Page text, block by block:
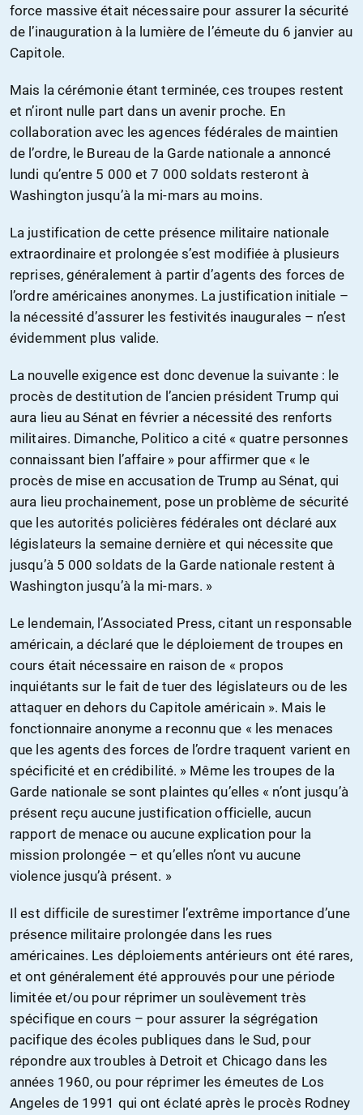
force massive était nécessaire pour assurer la sécurité
de l’inauguration à la lumière de l’émeute du 6 janvier au
Capitole.
Mais la cérémonie étant terminée, ces troupes restent
et n’iront nulle part dans un avenir proche. En
collaboration avec les agences fédérales de maintien
de l’ordre, le Bureau de la Garde nationale a annoncé
lundi qu’entre 5 000 et 7 000 soldats resteront à
Washington jusqu’à la mi-mars au moins.
La justification de cette présence militaire nationale
extraordinaire et prolongée s’est modifiée à plusieurs
reprises, généralement à partir d’agents des forces de
l’ordre américaines anonymes. La justification initiale –
la nécessité d’assurer les festivités inaugurales – n’est
évidemment plus valide.
La nouvelle exigence est donc devenue la suivante : le
procès de destitution de l’ancien président Trump qui
aura lieu au Sénat en février a nécessité des renforts
militaires. Dimanche, Politico a cité « quatre personnes
connaissant bien l’affaire » pour affirmer que « le
procès de mise en accusation de Trump au Sénat, qui
aura lieu prochainement, pose un problème de sécurité
que les autorités policières fédérales ont déclaré aux
législateurs la semaine dernière et qui nécessite que
jusqu’à 5 000 soldats de la Garde nationale restent à
Washington jusqu’à la mi-mars. »
Le lendemain, l’Associated Press, citant un responsable
américain, a déclaré que le déploiement de troupes en
cours était nécessaire en raison de « propos
inquiétants sur le fait de tuer des législateurs ou de les
attaquer en dehors du Capitole américain ». Mais le
fonctionnaire anonyme a reconnu que « les menaces
que les agents des forces de l’ordre traquent varient en
spécificité et en crédibilité. » Même les troupes de la
Garde nationale se sont plaintes qu’elles « n’ont jusqu’à
présent reçu aucune justification officielle, aucun
rapport de menace ou aucune explication pour la
mission prolongée – et qu’elles n’ont vu aucune
violence jusqu’à présent. »
Il est difficile de surestimer l’extrême importance d’une
présence militaire prolongée dans les rues
américaines. Les déploiements antérieurs ont été rares,
et ont généralement été approuvés pour une période
limitée et/ou pour réprimer un soulèvement très
spécifique en cours – pour assurer la ségrégation
pacifique des écoles publiques dans le Sud, pour
répondre aux troubles à Detroit et Chicago dans les
années 1960, ou pour réprimer les émeutes de Los
Angeles de 1991 qui ont éclaté après le procès Rodney